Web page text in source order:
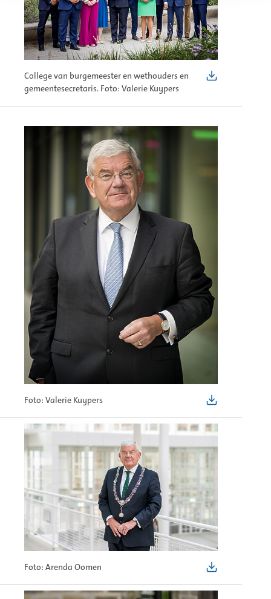
College van burgemeester en wethouders en
gemeentesecretaris. Foto: Valerie Kuypers
Foto: Valerie Kuypers
Foto: Arenda Oomen